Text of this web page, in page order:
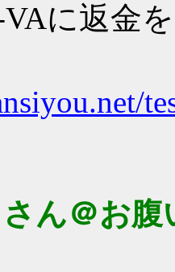
に返金
ん＠お腹